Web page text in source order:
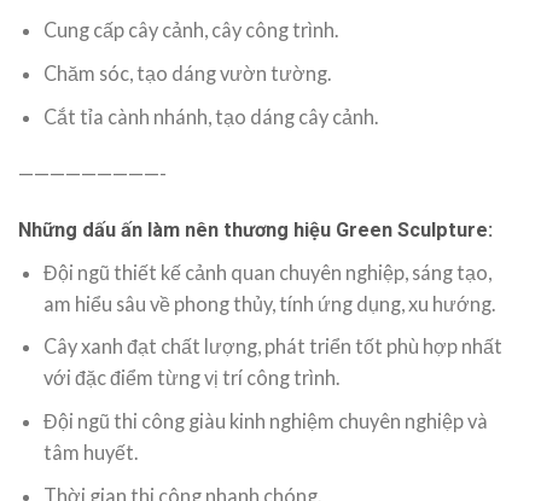
Cung cấp cây cảnh, cây công trình.
Chăm sóc, tạo dáng vườn tường.
Cắt tỉa cành nhánh, tạo dáng cây cảnh.
—————————-
Những dấu ấn làm nên thương hiệu Green Sculpture:
Đội ngũ thiết kế cảnh quan chuyên nghiệp, sáng tạo,
am hiểu sâu về phong thủy, tính ứng dụng, xu hướng.
Cây xanh đạt chất lượng, phát triển tốt phù hợp nhất
với đặc điểm từng vị trí công trình.
Đội ngũ thi công giàu kinh nghiệm chuyên nghiệp và
tâm huyết.
Thời gian thi công nhanh chóng.